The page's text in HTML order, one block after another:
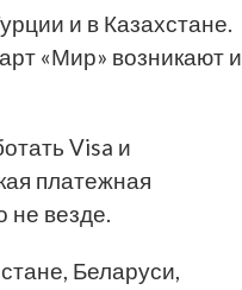
и в Казахстане.
«Мир» возникают и
Visa и
платежная
не везде.
Беларуси,